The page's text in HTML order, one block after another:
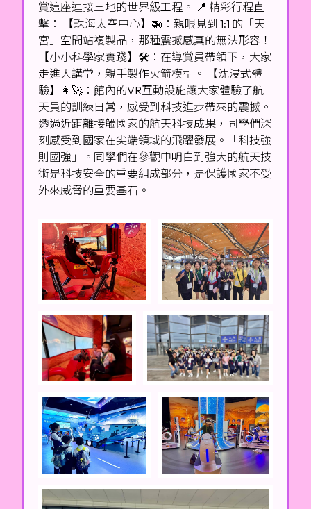
賞這座連接三地的世界級工程。 📍 精彩行程直
擊： 【珠海太空中心】🚁：親眼見到 1:1 的「天
宮」空間站複製品，那種震撼感真的無法形容！
【小小科學家實踐】🛠️：在導賞員帶領下，大家
走進大講堂，親手製作火箭模型。 【沈浸式體
驗】👩‍🚀：館內的VR互動設施讓大家體驗了航
天員的訓練日常，感受到科技進步帶來的震撼。
透過近距離接觸國家的航天科技成果，同學們深
刻感受到國家在尖端領域的飛躍發展。「科技強
則國強」。同學們在參觀中明白到強大的航天技
術是科技安全的重要組成部分，是保護國家不受
外來威脅的重要基石。